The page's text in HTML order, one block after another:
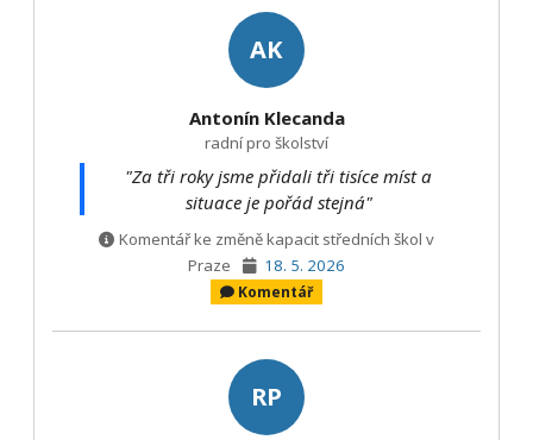
AK
Antonín Klecanda
radní pro školství
"Za tři roky jsme přidali tři tisíce míst a
situace je pořád stejná"
Komentář ke změně kapacit středních škol v
Praze
18. 5. 2026
Komentář
RP